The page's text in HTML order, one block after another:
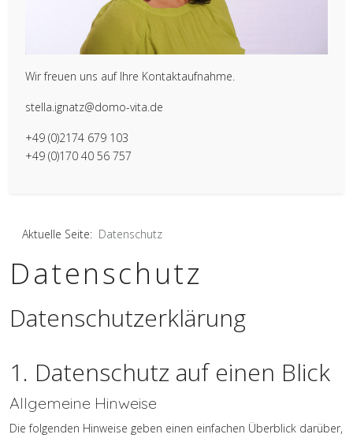
Wir freuen uns auf Ihre Kontaktaufnahme.
stella.ignatz@domo-vita.de
+49 (0)2174 679 103
+49 (0)170 40 56 757
Aktuelle Seite: Datenschutz
Datenschutz
Datenschutzerklärung
1. Datenschutz auf einen Blick
Allgemeine Hinweise
Die folgenden Hinweise geben einen einfachen Überblick darüber,